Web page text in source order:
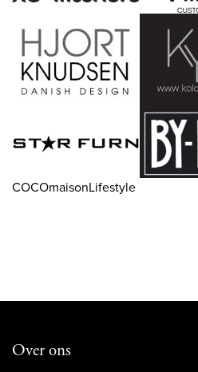
COCOmaisonLifestyle
Over ons